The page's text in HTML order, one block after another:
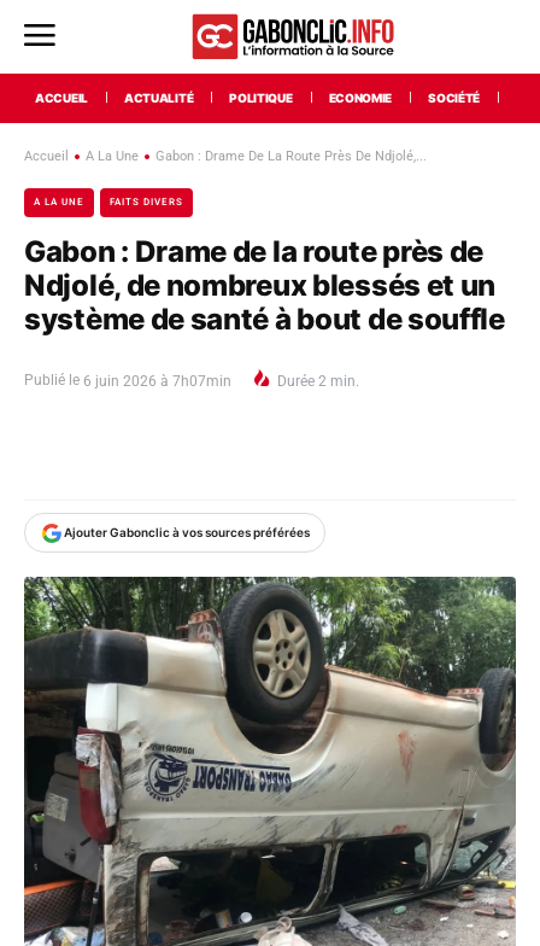
ACCUEIL ACTUALITÉ POLITIQUE ECONOMIE SOCIÉTÉ
Accueil A La Une Gabon : Drame De La Route Près De Ndjolé,...
A LA UNE FAITS DIVERS
Gabon : Drame de la route près de
Ndjolé, de nombreux blessés et un
système de santé à bout de souffle
Publié le 6 juin 2026 à 7h07min Durée 2 min.
Ajouter Gabonclic à vos sources préférées